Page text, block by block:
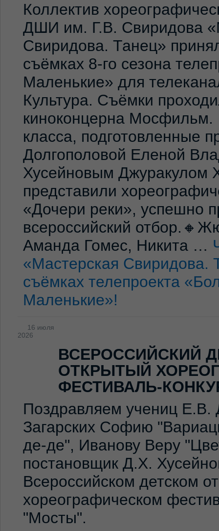
Коллектив
ДШИ им. Г.В. Свиридова
Свиридова. Танец»
съёмках 8-го сезона
Маленькие» для
Культура. Съёмки
киноконцерна Мосфильм.
класса, подготовленные
Долгополовой Еленой
Хусейновым Джуракулом
представили
«Дочери реки», успешно
всероссийский
Аманда Гомес, Никита …
«Мастерская Свиридова.
съёмках телепроекта
Маленькие»!
16 июля
2026
ВСЕРОССИЙСКИЙ
ОТКРЫТЫЙ
ФЕСТИВАЛЬ-
Поздравляем учениц Е.В.
Загарских Софию
де-де", Иванову Веру
постановщик Д.Х.
Всероссийском детском
хореографическом
"Мосты".